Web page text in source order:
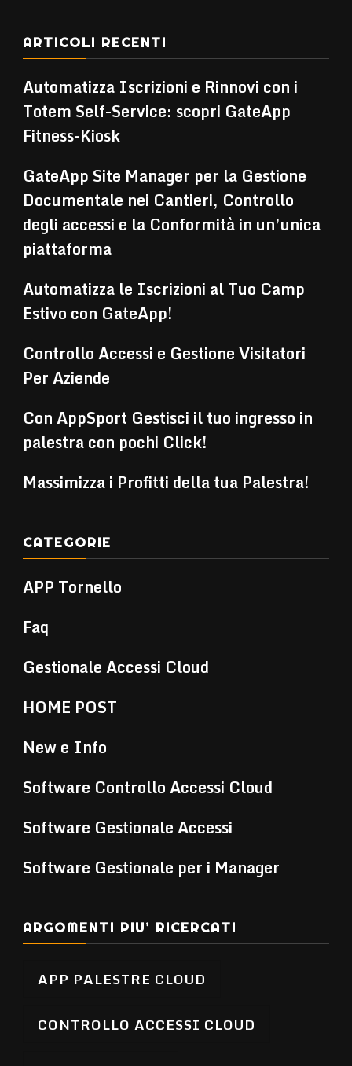
ARTICOLI RECENTI
Automatizza Iscrizioni e Rinnovi con i
Totem Self-Service: scopri GateApp
Fitness-Kiosk
GateApp Site Manager per la Gestione
Documentale nei Cantieri, Controllo
degli accessi e la Conformità in un’unica
piattaforma
Automatizza le Iscrizioni al Tuo Camp
Estivo con GateApp!
Controllo Accessi e Gestione Visitatori
Per Aziende
Con AppSport Gestisci il tuo ingresso in
palestra con pochi Click!
Massimizza i Profitti della tua Palestra!
CATEGORIE
APP Tornello
Faq
Gestionale Accessi Cloud
HOME POST
New e Info
Software Controllo Accessi Cloud
Software Gestionale Accessi
Software Gestionale per i Manager
ARGOMENTI PIU’ RICERCATI
APP PALESTRE CLOUD
CONTROLLO ACCESSI CLOUD